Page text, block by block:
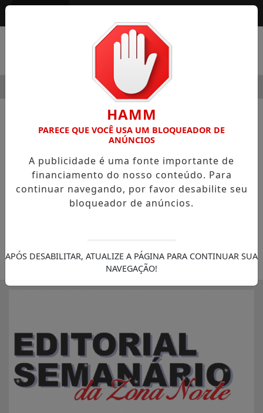
HOSPITAL SAMARITANO
EDITORIAL
Feriado de 9 de julho celebra 88
anos da Revolução
Constitucionalista
Milhares de paulistas rememoram, todos
os anos, a Revolução Constitucionalista de
SEMANÁRIO ZONA NORTE 30/11/-0001 00:00
HAMM
PARECE QUE VOCÊ USA UM BLOQUEADOR DE
ANÚNCIOS
A publicidade é uma fonte importante de
financiamento do nosso conteúdo. Para
continuar navegando, por favor desabilite seu
bloqueador de anúncios.
APÓS DESABILITAR, ATUALIZE A PÁGINA PARA CONTINUAR SUA
NAVEGAÇÃO!